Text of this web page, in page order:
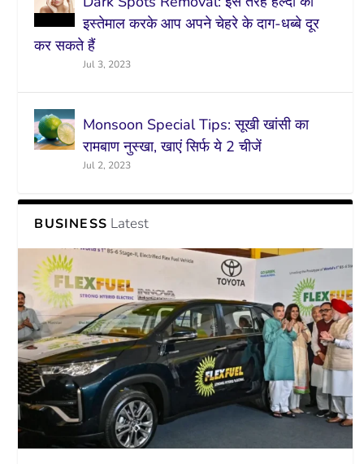
इस्तेमाल करके आप अपने चेहरे के दाग-धब्बे दूर
कर सकते हैं
Jul 3, 2023
Monsoon Special Tips: सूखी खांसी का
रामबाण नुस्खा, खाएं सिर्फ ये 2 चीजें
Jul 2, 2023
BUSINESS Latest